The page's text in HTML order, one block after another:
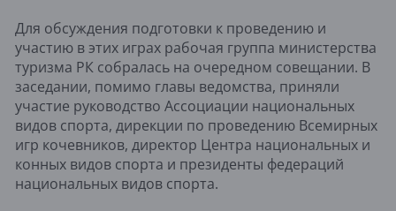
Для обсуждения подготовки к проведению и
участию в этих играх рабочая группа министерства
туризма РК собралась на очередном совещании. В
заседании, помимо главы ведомства, приняли
участие руководство Ассоциации национальных
видов спорта, дирекции по проведению Всемирных
игр кочевников, директор Центра национальных и
конных видов спорта и президенты федераций
национальных видов спорта.